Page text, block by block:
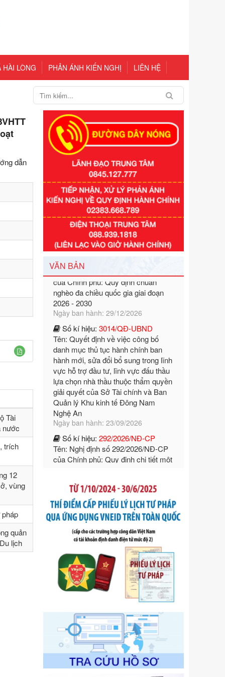
HÀI LÒNG PHẢN ÁNH KIẾN NGHỊ LIÊN HỆ
dẫn
Tài
nước
trích
12
vùng
quản
lịch
VĂN BẢN
Số kí hiệu:351/2025/NĐ-CP
Tên: Nghị định số 351/2025/NĐ-CP
của Chính phủ: Quy định chuẩn
nghèo đa chiều quốc gia giai đoạn
2026 - 2030
Ngày ban hành: 29/12/2026
Số kí hiệu:
3014/QĐ-UBND
Tên: Quyết định về việc công bố
hành mới, sửa đổi bổ sung trong lĩnh
vực hỗ trợ đầu tư, lĩnh vực đấu thầu
lựa chọn nhà thầu thuộc thẩm quyền
giải quyết của Sở Tài chính và Ban
Quản lý Khu kinh tế Đông Nam
Nghệ An
Ngày ban hành: 23/09/2026
Số kí hiệu:
292/2026/NĐ-CP
Tên: Nghị định số 292/2026/NĐ-CP
số điều và biện pháp để tổ chức,
hướng dẫn thi hành Luật Quản lý
ngoại thương
Số kí hiệu:292/2026/NĐ-CP
Tên: Nghị định số 292/2026/NĐ-CP
của Chính phủ: Quy định chi tiết một
số điều và biện pháp để tổ chức,
hướng dẫn thi hành Luật Quản lý
ngoại thương
Ngày ban hành: 21/07/2026
Số kí hiệu:105/2026/TT-BTC
Tên: Thông tư số 105/2026/TT-BTC
của Bộ Tài chính: Bãi bỏ Thông tư số
87/2019/TT- BТC ngày 19 tháng 12
chính hướng dẫn thực hiện xử phạt
vi phạm hành chính trong lĩnh vực
kho bạc nhà nước
Ngày ban hành: 21/07/2026
Số kí hiệu:291/2026/NĐ-CP